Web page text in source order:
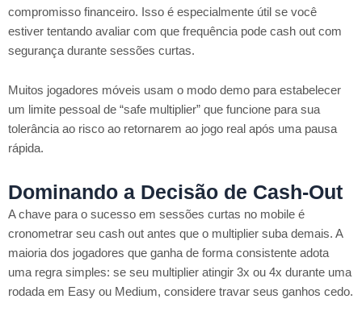
compromisso financeiro. Isso é especialmente útil se você
estiver tentando avaliar com que frequência pode cash out com
segurança durante sessões curtas.
Muitos jogadores móveis usam o modo demo para estabelecer
um limite pessoal de “safe multiplier” que funcione para sua
tolerância ao risco ao retornarem ao jogo real após uma pausa
rápida.
Dominando a Decisão de Cash-Out
A chave para o sucesso em sessões curtas no mobile é
cronometrar seu cash out antes que o multiplier suba demais. A
maioria dos jogadores que ganha de forma consistente adota
uma regra simples: se seu multiplier atingir 3x ou 4x durante uma
rodada em Easy ou Medium, considere travar seus ganhos cedo.